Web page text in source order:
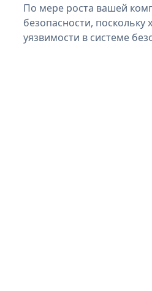
По мере роста вашей
безопасности,
уязвимости в системе